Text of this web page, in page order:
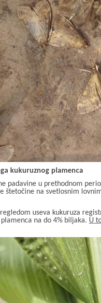
kukuruznog plamenca
padavine u prethodnom
štetočine na svetlosnim
useva kukuruza
na do 4% biljaka. U